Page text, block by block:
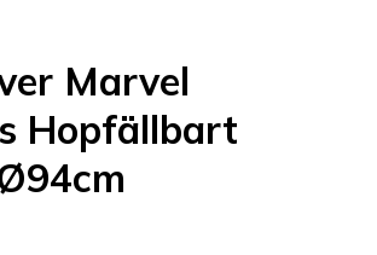
Marvel
Hopfällbart